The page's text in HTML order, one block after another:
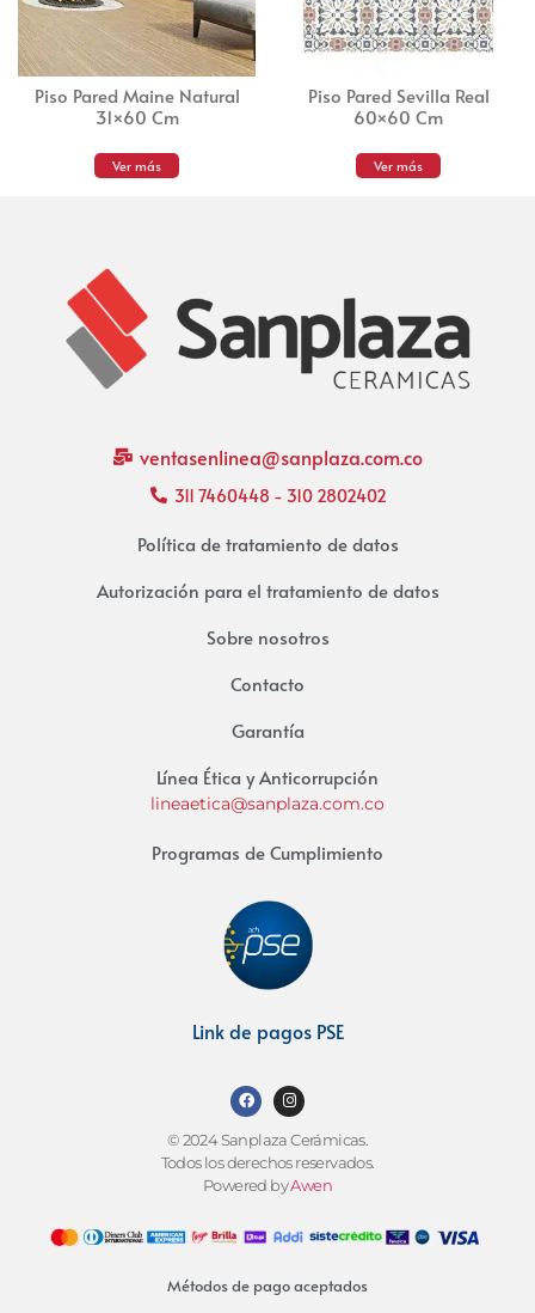
Piso Pared Maine Natural
31×60 Cm
Ver más
Piso Pared Sevilla Real
60×60 Cm
Ver más
ventasenlinea@sanplaza.com.co
311 7460448 - 310 2802402
Política de tratamiento de datos
Autorización para el tratamiento de datos
Sobre nosotros
Contacto
Garantía
Línea Ética y Anticorrupción
lineaetica@sanplaza.com.co
Programas de Cumplimiento
Link de pagos PSE
© 2024 Sanplaza Cerámicas.
Todos los derechos reservados.
Powered byAwen
Métodos de pago aceptados